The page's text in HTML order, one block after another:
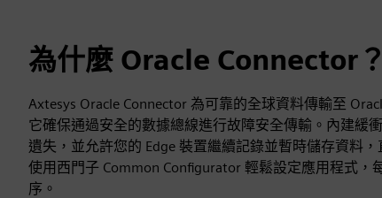
為什麼 Oracle Connector？
Axtesys Oracle Connector 為可靠的全球資料傳輸至
它確保通過安全的數據總線進行故障安全傳輸。內建緩
遺失，並允許您的 Edge 裝置繼續記錄並暫時儲存資料，
使用西門子 Common Configurator 輕鬆設定應用程式，
序。